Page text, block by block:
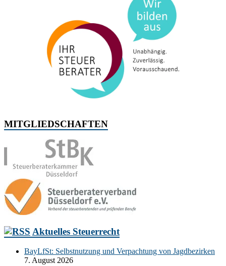
MITGLIEDSCHAFTEN
Aktuelles Steuerrecht
BayLfSt: Selbstnutzung und Verpachtung von Jagdbezirken
7. August 2026